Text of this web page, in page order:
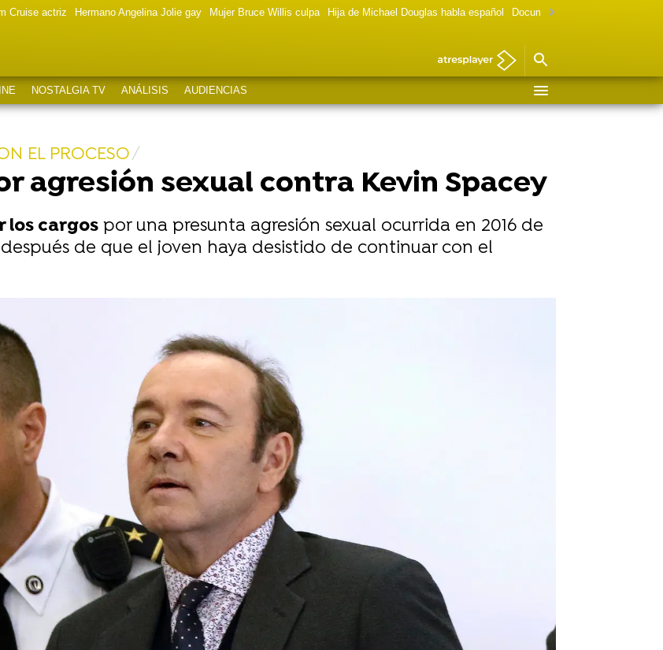
Cruise actriz Hermano Angelina Jolie gay Mujer Bruce Willis culpa Hija de Michael Douglas habla español Documental Las chicas Gilmore
NOSTALGIA TV ANÁLISIS AUDIENCIAS
EL PROCESO
agresión sexual contra Kevin Spacey
los cargos por una presunta agresión sexual ocurrida en 2016 de
de que el joven haya desistido de continuar con el